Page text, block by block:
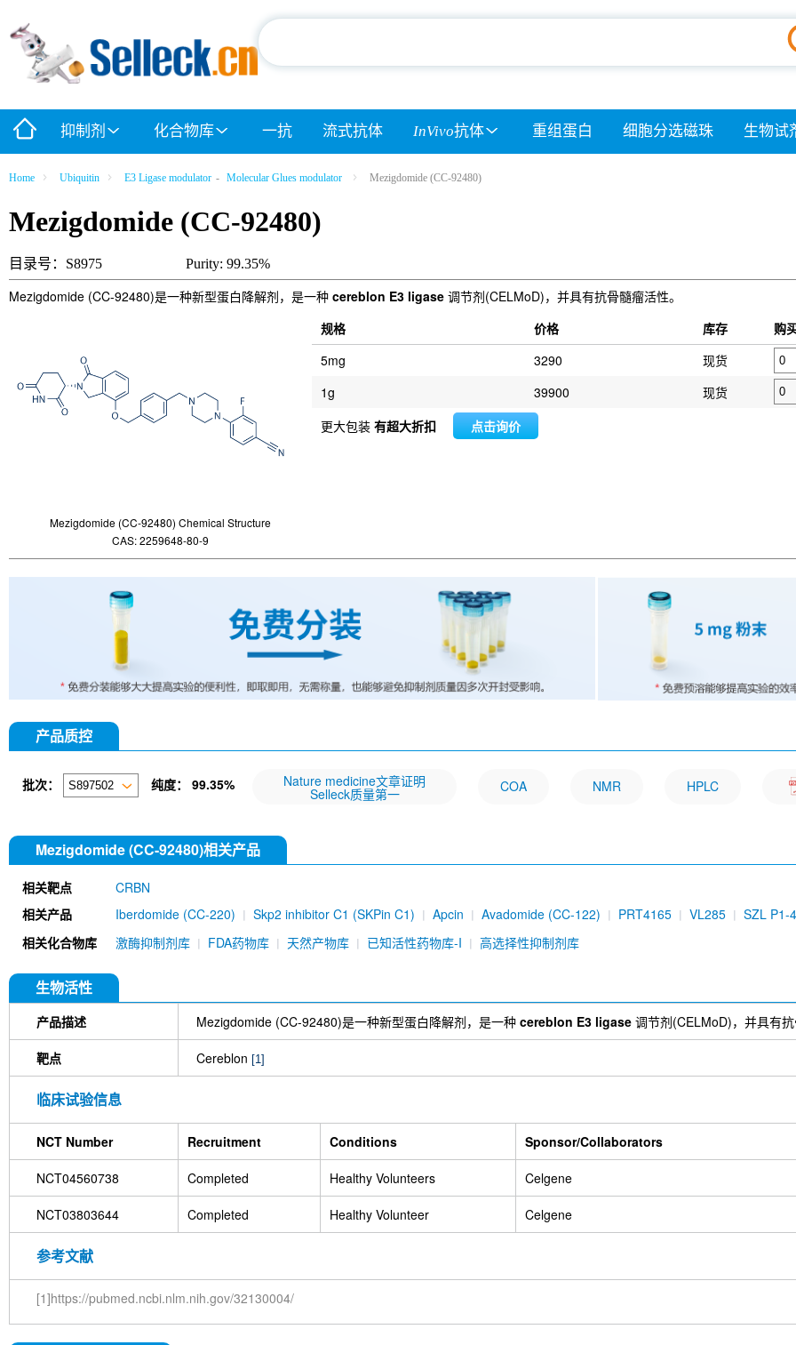
抑制剂 化合物库 一抗 流式抗体 InVivo抗体 重组蛋白 细胞分选磁珠 生物试
Home Ubiquitin E3 Ligase modulator - Molecular Glues modulator Mezigdomide (CC-92480)
Mezigdomide (CC-92480)
目录号：S8975 Purity: 99.35%
Mezigdomide (CC-92480)是一种新型蛋白降解剂，是一种 cereblon E3 ligase 调节剂(CELMoD)，并具有抗骨髓瘤活性。
Mezigdomide (CC-92480) Chemical Structure
CAS: 2259648-80-9
规格 价格 库存
购
5mg
3290
现货
1g
39900
现货
更大包装 有超大折扣 点击询价
产品质控
批次： 纯度： 99.35% Nature medicine文章证明
Selleck质量第一 COA NMR HPLC
Mezigdomide (CC-92480)相关产品
相关靶点
CRBN
相关产品
Iberdomide (CC-220) Skp2 inhibitor C1 (SKPin C1) Apcin Avadomide (CC-122) PRT4165 VL285
SZL P1-
(Rabbit mAb) [D14E15]
相关化合物库 激酶抑制剂库 FDA药物库 天然产物库 已知活性药物库-I 高选择性抑制剂库
生物活性
产品描述 Mezigdomide (CC-92480)是一种新型蛋白降解剂，是一种 cereblon E3 ligase 调节剂(CELMoD)，并具有
靶点 Cereblon [1]
临床试验信息
NCT Number Recruitment Conditions Sponsor/Collaborators
NCT04560738 Completed Healthy Volunteers Celgene
NCT03803644 Completed Healthy Volunteer Celgene
参考文献
[1]https://pubmed.ncbi.nlm.nih.gov/32130004/